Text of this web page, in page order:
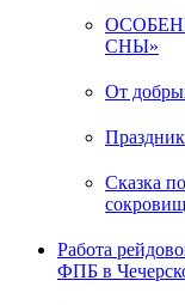
СНЫ»
От
Сказка
Работа
ФПБ в